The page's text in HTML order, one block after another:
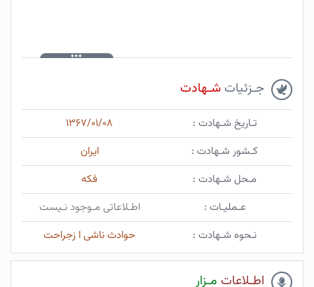
جـزئیات شـهادت
تـاریخ شـهادت :
۱۳۶۷/۰۱/۰۸
کـشور شـهادت :
ایران
مـحل شـهادت :
فکه
عـملیـات :
اطـلاعاتی مـوجود نـیست
نـحوه شـهادت :
حوادث ناشی ا زجراحت
اطـلاعات مـزار